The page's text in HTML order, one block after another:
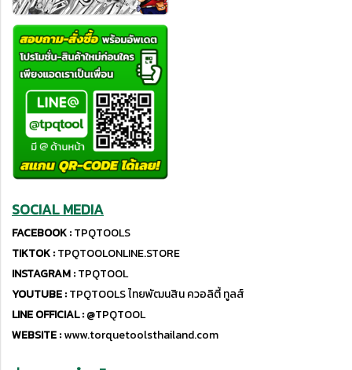
SOCIAL MEDIA
FACEBOOK :TPQTOOLS
TIKTOK :TPQTOOLONLINE.STORE
INSTAGRAM :TPQTOOL
YOUTUBE :TPQTOOLS ไทยพัฒนสิน ควอลิตี้ ทูลส์
LINE OFFICIAL :@TPQTOOL
WEBSITE :www.torquetoolsthailand.com